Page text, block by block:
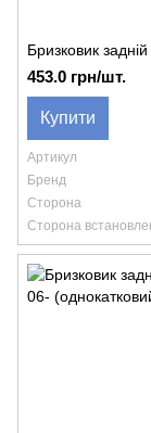
Бризковик
453.0 грн/шт.
Купити
Артикул
Бренд
Сторона
Сторона